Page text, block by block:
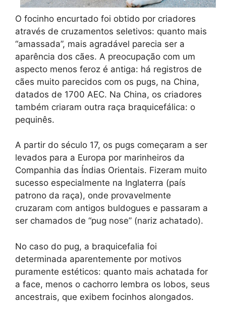
O focinho encurtado foi obtido por criadores
através de cruzamentos seletivos: quanto mais
“amassada”, mais agradável parecia ser a
aparência dos cães. A preocupação com um
aspecto menos feroz é antiga: há registros de
cães muito parecidos com os pugs, na China,
datados de 1700 AEC. Na China, os criadores
também criaram outra raça braquicefálica: o
pequinês.
A partir do século 17, os pugs começaram a ser
levados para a Europa por marinheiros da
Companhia das Índias Orientais. Fizeram muito
sucesso especialmente na Inglaterra (país
patrono da raça), onde provavelmente
cruzaram com antigos buldogues e passaram a
ser chamados de “pug nose” (nariz achatado).
No caso do pug, a braquicefalia foi
determinada aparentemente por motivos
puramente estéticos: quanto mais achatada for
a face, menos o cachorro lembra os lobos, seus
ancestrais, que exibem focinhos alongados.